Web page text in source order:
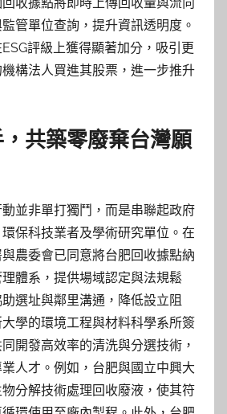
收據點將即時上傳回收量與流向
管單位查詢，提升資訊透明度。
評級上獲得顯著加分，吸引更
構法人買進其股票，進一步推升
共築零廢棄台灣願
並非單打獨鬥，而是串聯起政府
保科技業者及學術研究單位。在
農委會已同意將台肥回收據點納
體系，提供場域認定與法規鬆
選址與鄰里溝通，降低設立阻
學的環境工程與材料科學系所簽
開發高效率的清洗與分選技術，
人才。例如，台肥與國立中興大
分解技術處理回收廢液，使其符